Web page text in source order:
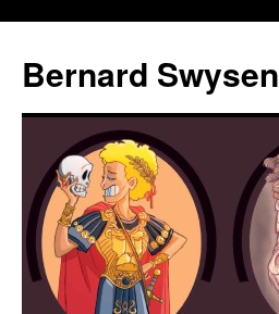
Bernard Swysen